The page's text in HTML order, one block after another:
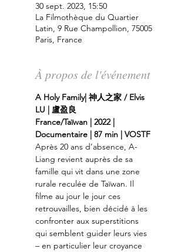
30 sept. 2023, 15:50
La Filmothèque du Quartier
Latin, 9 Rue Champollion, 75005
Paris, France
À propos de l'événement
A Holy Family| 神人之家 / Elvis
LU | 盧盈良
France/Taïwan | 2022 |
Documentaire | 87 min | VOSTF
Après 20 ans d’absence, A-
Liang revient auprès de sa
famille qui vit dans une zone
rurale reculée de Taïwan. Il
filme au jour le jour ces
retrouvailles, bien décidé à les
confronter aux superstitions
qui semblent guider leurs vies
– en particulier leur croyance